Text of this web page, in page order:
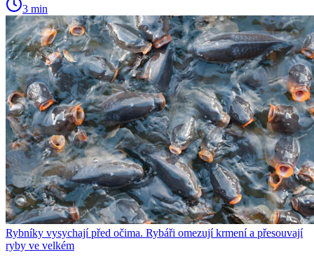
3 min
Rybníky vysychají před očima. Rybáři omezují krmení a přesouvají
ryby ve velkém